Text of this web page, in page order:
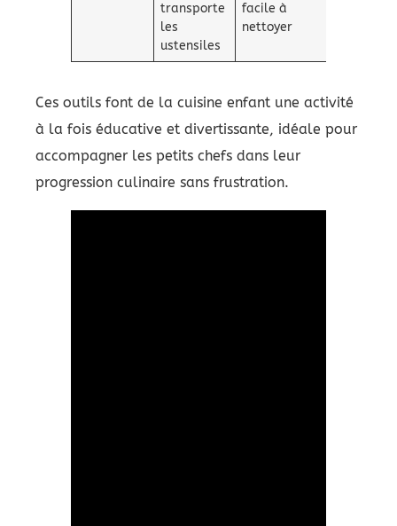
transporte
les
ustensiles
facile à
nettoyer
Ces outils font de la cuisine enfant une activité
à la fois éducative et divertissante, idéale pour
accompagner les petits chefs dans leur
progression culinaire sans frustration.